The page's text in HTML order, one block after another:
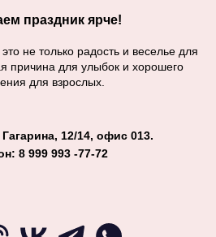
праздник ярче!
не только радость и веселье для
причина для улыбок и хорошего
для взрослых.
12/14, офис 013.
8 999 993 -77-72